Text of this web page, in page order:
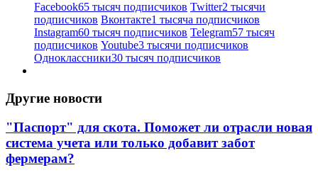
Facebook65 тысяч подписчиков Twitter2 тысячи
подписчиков Вконтакте1 тысяча подписчиков
Instagram60 тысяч подписчиков Telegram57 тысяч
подписчиков Youtube3 тысячи подписчиков
Одноклассники30 тысяч подписчиков
Другие новости
"Паспорт" для скота. Поможет ли отрасли новая
система учета или только добавит забот
фермерам?